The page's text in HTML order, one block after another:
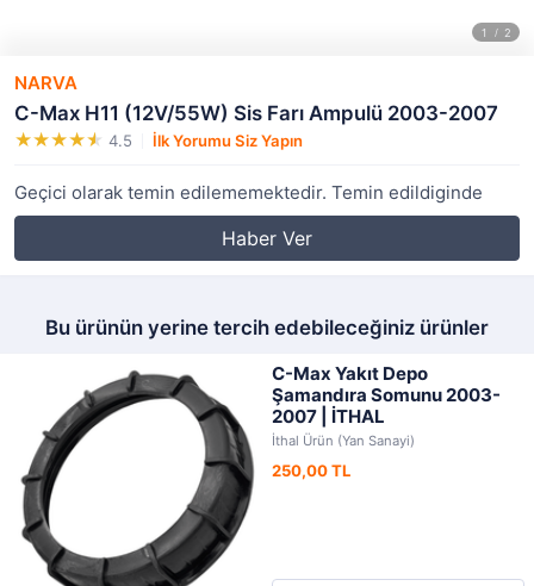
NARVA
C-Max H11 (12V/55W) Sis Farı Ampulü 2003-2007
4.5 İlk Yorumu Siz Yapın
Geçici olarak temin edilememektedir. Temin edildiginde
Haber Ver
Bu ürünün yerine tercih edebileceğiniz ürünler
C-Max Yakıt Depo
Şamandıra Somunu 2003-
2007 | İTHAL
İthal Ürün (Yan Sanayi)
250,00 TL